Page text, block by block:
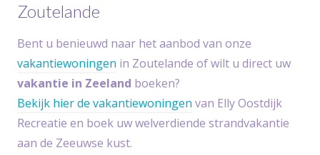
Zoutelande
Bent u benieuwd naar het aanbod van onze
vakantiewoningen in Zoutelande of wilt u direct uw
vakantie in Zeeland boeken?
Bekijk hier de vakantiewoningen van Elly Oostdijk
Recreatie en boek uw welverdiende strandvakantie
aan de Zeeuwse kust.